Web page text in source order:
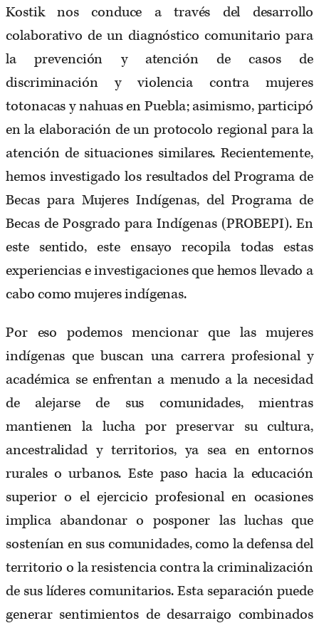
Kostik nos conduce a través del desarrollo
colaborativo de un diagnóstico comunitario para
la prevención y atención de casos de
discriminación y violencia contra mujeres
totonacas y nahuas en Puebla; asimismo, participó
en la elaboración de un protocolo regional para la
atención de situaciones similares. Recientemente,
hemos investigado los resultados del Programa de
Becas para Mujeres Indígenas, del Programa de
Becas de Posgrado para Indígenas (PROBEPI). En
este sentido, este ensayo recopila todas estas
experiencias e investigaciones que hemos llevado a
cabo como mujeres indígenas.
Por eso podemos mencionar que las mujeres
indígenas que buscan una carrera profesional y
académica se enfrentan a menudo a la necesidad
de alejarse de sus comunidades, mientras
mantienen la lucha por preservar su cultura,
ancestralidad y territorios, ya sea en entornos
rurales o urbanos. Este paso hacia la educación
superior o el ejercicio profesional en ocasiones
implica abandonar o posponer las luchas que
sostenían en sus comunidades, como la defensa del
territorio o la resistencia contra la criminalización
de sus líderes comunitarios. Esta separación puede
generar sentimientos de desarraigo combinados